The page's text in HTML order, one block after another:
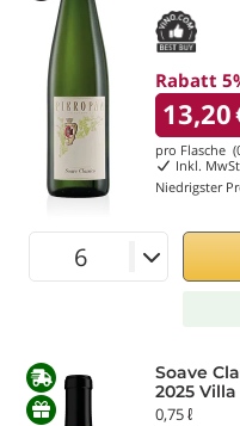
Rabatt
13,20
pro Flasche
Inkl.
Niedrigster
Soave
2025
0,75 ℓ